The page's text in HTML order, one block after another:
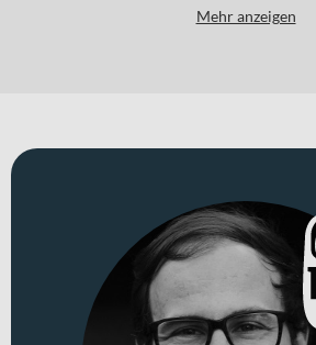
auf langen Distanzen. Das GIANT Defy
schnellen Wochenendrunden oder im
sind. Als Vertreter der KategorieRennräder
ausgerichtet. Du fährst mit
Laufrädern in
von einem laufruhigen Charakter für lange,
und intensive Einheiten auf der Straße. Mit
Gesamtgewicht von
127 kgbietet dir das
Mehr anzeigen